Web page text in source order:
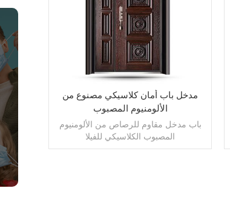
مدخل باب أمان كلاسيكي مصنوع من
الألومنيوم المصبوب
باب مدخل مقاوم للرصاص من الألومنيوم
المصبوب الكلاسيكي للفيلا